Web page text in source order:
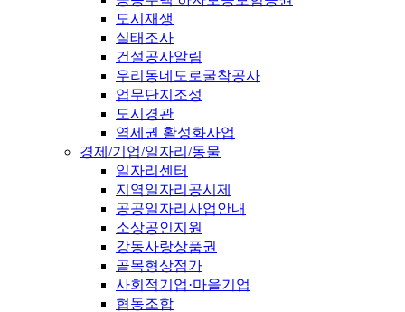
도시재생
실태조사
건설공사알림
우리동네도로굴착공사
업무단지조성
도시경관
역세권 활성화사업
경제/기업/일자리/동물
일자리센터
지역일자리공시제
공공일자리사업안내
소상공인지원
강동사랑상품권
골목형상점가
사회적기업·마을기업
협동조합